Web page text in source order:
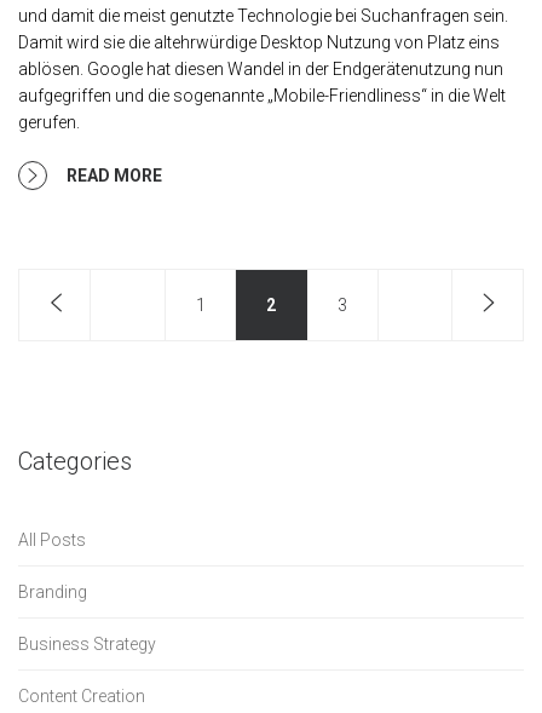
und damit die meist genutzte Technologie bei Suchanfragen sein.
Damit wird sie die altehrwürdige Desktop Nutzung von Platz eins
ablösen. Google hat diesen Wandel in der Endgerätenutzung nun
aufgegriffen und die sogenannte „Mobile-Friendliness“ in die Welt
gerufen.
READ MORE
1 2 3
Categories
All Posts
Branding
Business Strategy
Content Creation